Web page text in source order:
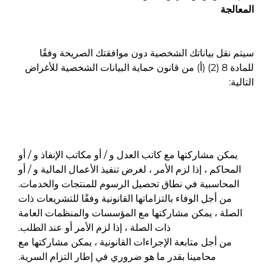
المعالجة
سيتم نقل بياناتك الشخصية دون موافقتك الصريحة وفقًا
للمادة 8 (2) (أ) من قانون حماية البيانات الشخصية للأغراض
التالية:
يمكن مشاركتها مع كاتب العدل و / أو مكاتب الإنفاذ و / أو
المحاكم ، إذا لزم الأمر ، لغرض تنفيذ الأعمال المالية و / أو
المحاسبية في نطاق تحصيل الرسوم للمنتجات والخدمات.
من أجل الوفاء بالتزاماتها القانونية وفقًا للتشريعات ذات
الصلة ، يمكن مشاركتها مع المؤسسات والمنظمات العامة
ذات الصلة ، إذا لزم الأمر أو عند الطلب.
من أجل متابعة الإجراءات القانونية ، يمكن مشاركتها مع
محامينا بقدر ما هو ضروري في إطار التزام السرية.